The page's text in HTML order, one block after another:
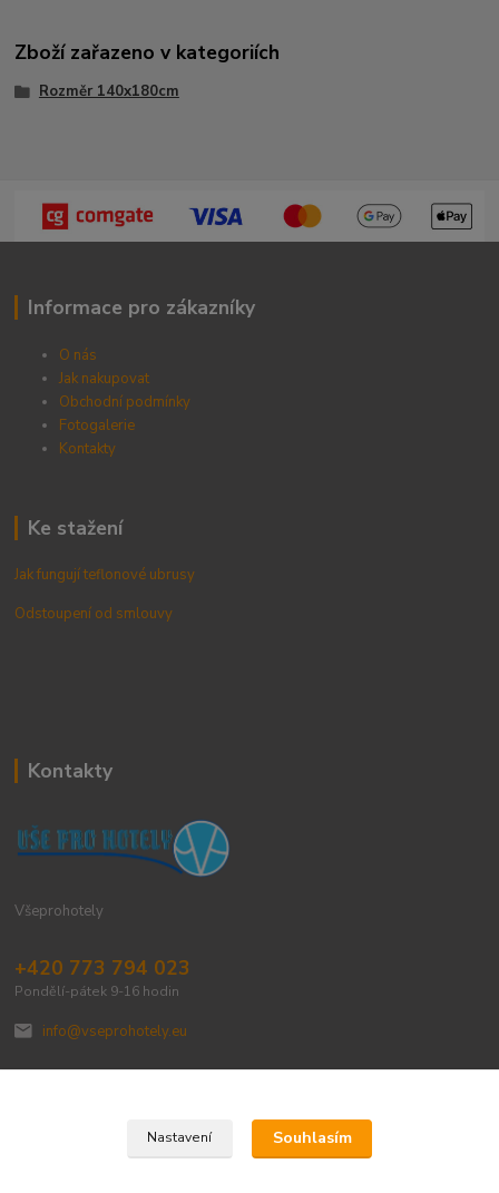
Zboží zařazeno v kategoriích
Rozměr 140x180cm
Informace pro zákazníky
O nás
Jak nakupovat
Obchodní podmínky
Fotogalerie
Kontakty
Ke stažení
Jak fungují teflonové ubrusy
Odstoupení od smlouvy
Kontakty
Všeprohotely
+420 773 794 023
Pondělí-pátek 9-16 hodin
info@vseprohotely.eu
Upravit sběr cookies.
Nastavení Souhlasím